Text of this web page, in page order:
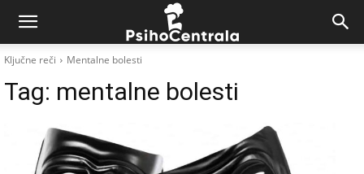
Ključne reči Mentalne bolesti
Tag: mentalne bolesti